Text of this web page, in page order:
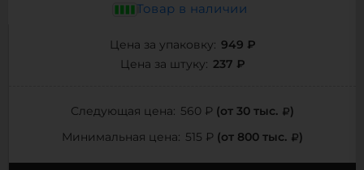
Товар в наличии
Цена за упаковку: 949 ₽
Цена за штуку: 237 ₽
Следующая цена: 560 ₽ (от 30 тыс. )
Минимальная цена: 515 ₽ (от 800 тыс. )